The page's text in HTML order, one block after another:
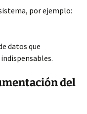
por ejemplo:
datos que
del